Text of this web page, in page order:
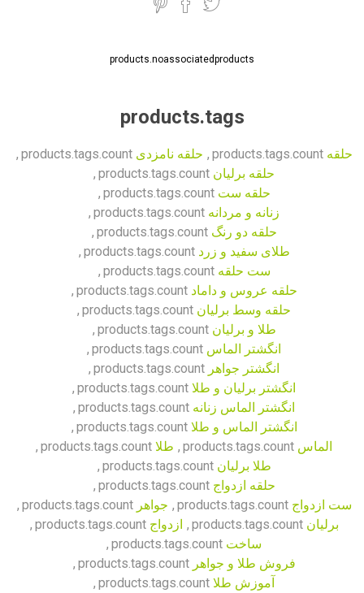
products.noassociatedproducts
products.tags
حلقه products.tags.count
, حلقه نامزدی products.tags.count
,
حلقه برلیان products.tags.count
,
حلقه ست products.tags.count
,
زنانه و مردانه products.tags.count
,
حلقه دو رنگ products.tags.count
,
طلای سفید و زرد products.tags.count
,
ست حلقه products.tags.count
,
حلقه عروس و داماد products.tags.count
,
حلقه وسط برلیان products.tags.count
,
طلا و برلیان products.tags.count
,
انگشتر الماس products.tags.count
,
انگشتر جواهر products.tags.count
,
انگشتر برلیان و طلا products.tags.count
,
انگشتر الماس زنانه products.tags.count
,
انگشتر الماس و طلا products.tags.count
,
الماس products.tags.count
, طلا products.tags.count
,
طلا برلیان products.tags.count
,
حلقه ازدواج products.tags.count
,
ست ازدواج products.tags.count
, جواهر products.tags.count
,
برلیان products.tags.count
, ازدواج products.tags.count
,
ساخت products.tags.count
,
فروش طلا و جواهر products.tags.count
,
آموزش طلا products.tags.count
,